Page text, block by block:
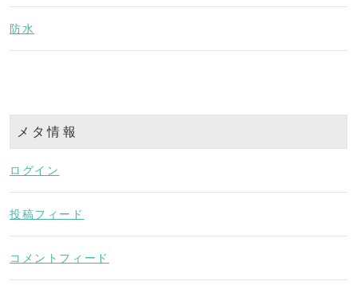
防水
メタ情報
ログイン
投稿フィード
コメントフィード